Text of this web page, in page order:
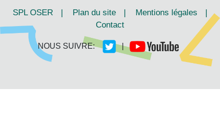
SPL OSER | Plan du site | Mentions légales
|
Contact
NOUS SUIVRE: |